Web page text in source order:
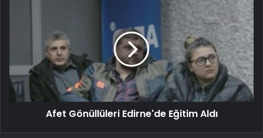
Afet Gönüllüleri Edirne'de Eğitim Aldı